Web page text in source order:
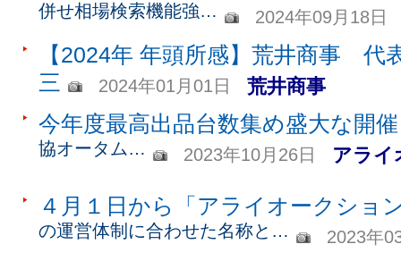
併せ相場検索機能強… 2024年09月18日
【2024年 年頭所感】荒井商事
三 2024年01月01日 荒井商事
今年度最高出品台数集め盛大な開催
協オータム… 2023年10月26日 アライ
４月１日から「アライオークショ
の運営体制に合わせた名称と… 2023年